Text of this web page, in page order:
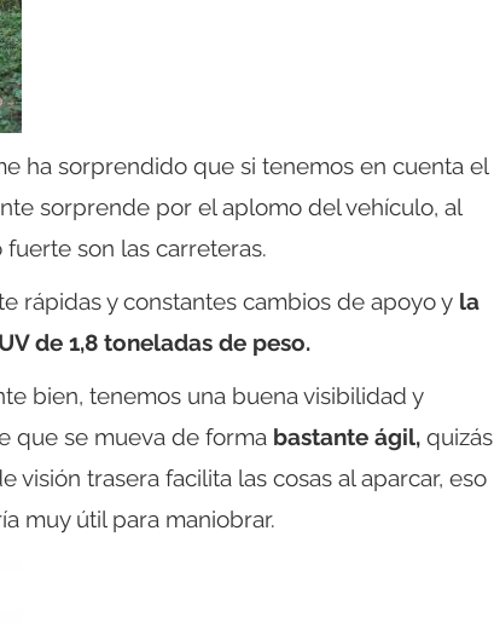
ha sorprendido que si tenemos en cuenta el
sorprende por el aplomo del vehículo, al
son las carreteras.
rápidas y constantes cambios de apoyo y la
de 1,8 toneladas de peso.
bien, tenemos una buena visibilidad y
que se mueva de forma bastante ágil, quizás
trasera facilita las cosas al aparcar, eso
muy útil para maniobrar.